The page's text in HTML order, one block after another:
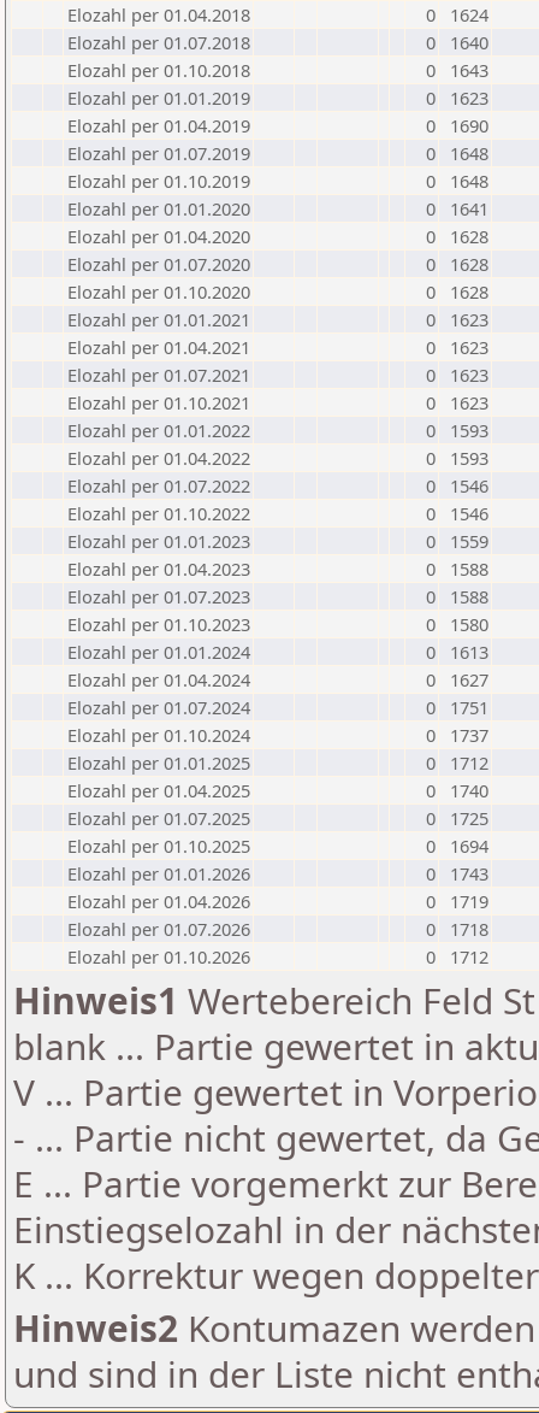
Elozahl per 01.04.2018
0
1624
Elozahl per 01.07.2018
0
1640
Elozahl per 01.10.2018
0
1643
Elozahl per 01.01.2019
0
1623
Elozahl per 01.04.2019
0
1690
Elozahl per 01.07.2019
0
1648
Elozahl per 01.10.2019
0
1648
Elozahl per 01.01.2020
0
1641
Elozahl per 01.04.2020
0
1628
Elozahl per 01.07.2020
0
1628
Elozahl per 01.10.2020
0
1628
Elozahl per 01.01.2021
0
1623
Elozahl per 01.04.2021
0
1623
Elozahl per 01.07.2021
0
1623
Elozahl per 01.10.2021
0
1623
Elozahl per 01.01.2022
0
1593
Elozahl per 01.04.2022
0
1593
Elozahl per 01.07.2022
0
1546
Elozahl per 01.10.2022
0
1546
Elozahl per 01.01.2023
0
1559
Elozahl per 01.04.2023
0
1588
Elozahl per 01.07.2023
0
1588
Elozahl per 01.10.2023
0
1580
Elozahl per 01.01.2024
0
1613
Elozahl per 01.04.2024
0
1627
Elozahl per 01.07.2024
0
1751
Elozahl per 01.10.2024
0
1737
Elozahl per 01.01.2025
0
1712
Elozahl per 01.04.2025
0
1740
Elozahl per 01.07.2025
0
1725
Elozahl per 01.10.2025
0
1694
Elozahl per 01.01.2026
0
1743
Elozahl per 01.04.2026
0
1719
Elozahl per 01.07.2026
0
1718
Elozahl per 01.10.2026
0 1712
Hinweis1 Wertebereich Feld
blank ... Partie gewertet in
V ... Partie gewertet in
- ... Partie nicht gewertet, da
E ... Partie vorgemerkt zur
Einstiegselozahl in der
K ... Korrektur wegen
Hinweis2 Kontumazen
und sind in der Liste nicht